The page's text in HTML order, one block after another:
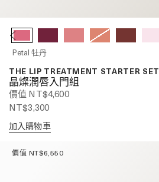
Petal 牡丹
THE LIP TREATMENT STARTER SET
晶燦潤唇入門組
價值 NT$4,600
NT$3,300
加入購物車
價值 NT$6,550